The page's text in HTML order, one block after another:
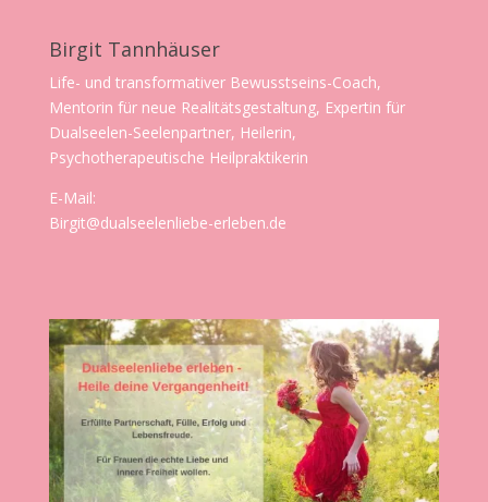
Birgit Tannhäuser
Life- und transformativer Bewusstseins-Coach,
Mentorin für neue Realitätsgestaltung, Expertin für
Dualseelen-Seelenpartner, Heilerin,
Psychotherapeutische Heilpraktikerin
E-Mail:
Birgit@dualseelenliebe-erleben.de